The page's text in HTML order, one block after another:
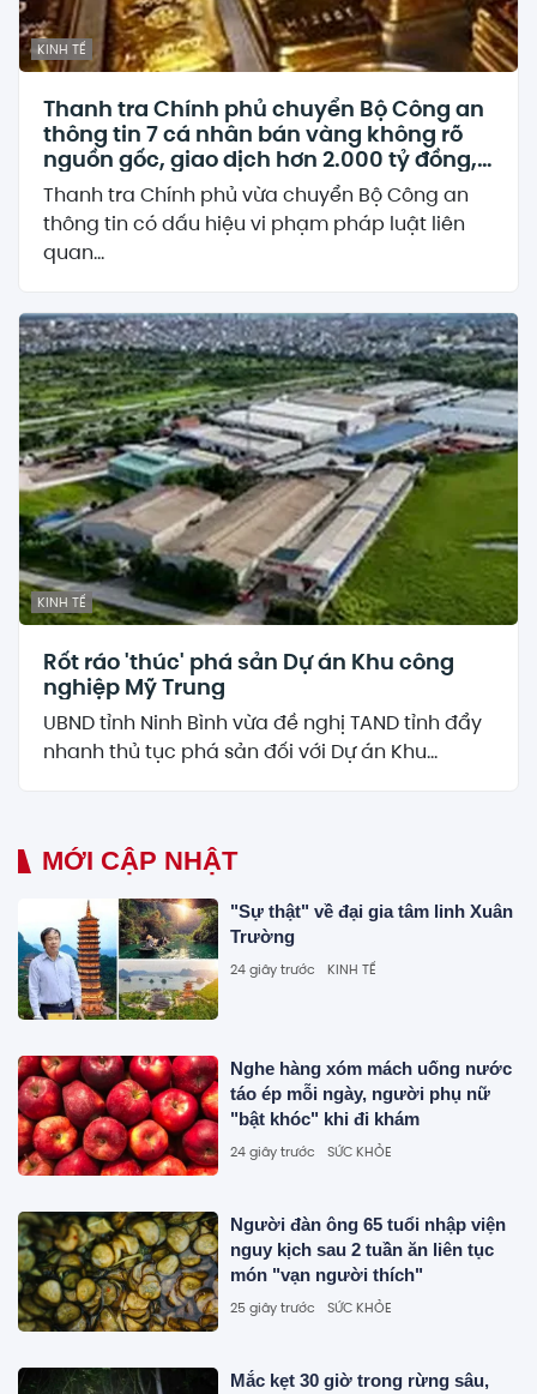
KINH TẾ
Thanh tra Chính phủ chuyển Bộ Công an
thông tin 7 cá nhân bán vàng không rõ
nguồn gốc, giao dịch hơn 2.000 tỷ đồng,
6 doanh nghiệp kê khai sai thuế
Thanh tra Chính phủ vừa chuyển Bộ Công an
thông tin có dấu hiệu vi phạm pháp luật liên
quan...
KINH TẾ
Rốt ráo 'thúc' phá sản Dự án Khu công
nghiệp Mỹ Trung
UBND tỉnh Ninh Bình vừa đề nghị TAND tỉnh đẩy
nhanh thủ tục phá sản đối với Dự án Khu...
MỚI CẬP NHẬT
"Sự thật" về đại gia tâm linh Xuân
Trường
24 giây trước KINH TẾ
Nghe hàng xóm mách uống nước
táo ép mỗi ngày, người phụ nữ
"bật khóc" khi đi khám
24 giây trước SỨC KHỎE
Người đàn ông 65 tuổi nhập viện
nguy kịch sau 2 tuần ăn liên tục
món "vạn người thích"
25 giây trước SỨC KHỎE
Mắc kẹt 30 giờ trong rừng sâu,